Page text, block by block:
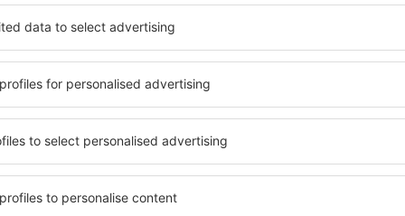
Milano
Plecare din Suceava
30 EUR
Arată mai multe oferte